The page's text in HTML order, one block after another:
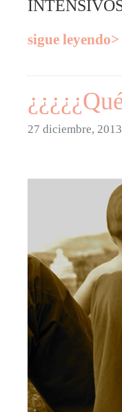
sigue leyendo>
27 diciembre, 2013